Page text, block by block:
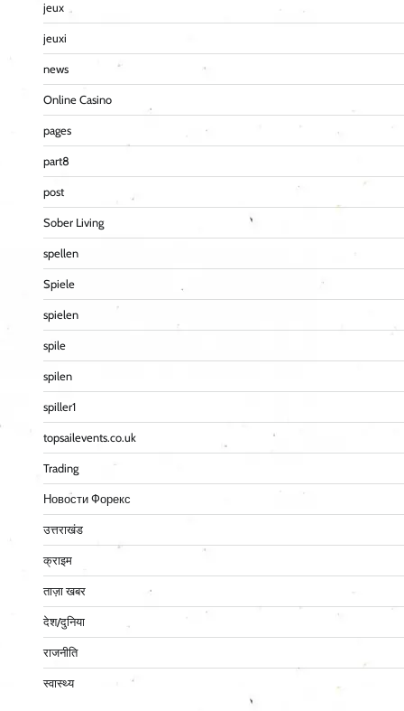
jeux
jeuxi
news
Online Casino
pages
part8
post
Sober Living
spellen
Spiele
spielen
spile
spilen
spiller1
topsailevents.co.uk
Trading
Новости Форекс
उत्तराखंड
क्राइम
ताज़ा खबर
देश/दुनिया
राजनीति
स्वास्थ्य